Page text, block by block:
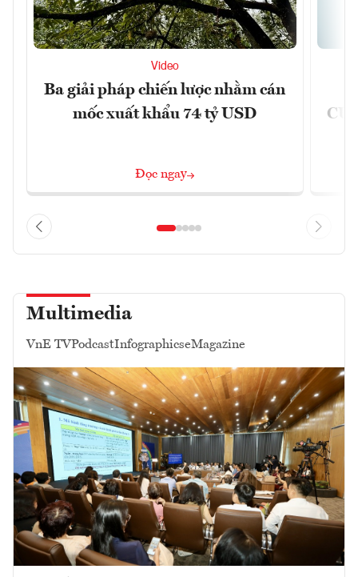
Video
Ba giải pháp chiến lược nhằm cán
mốc xuất khẩu 74 tỷ USD
Đọc ngay
Multimedia
VnE TVPodcastInfographicseMagazine